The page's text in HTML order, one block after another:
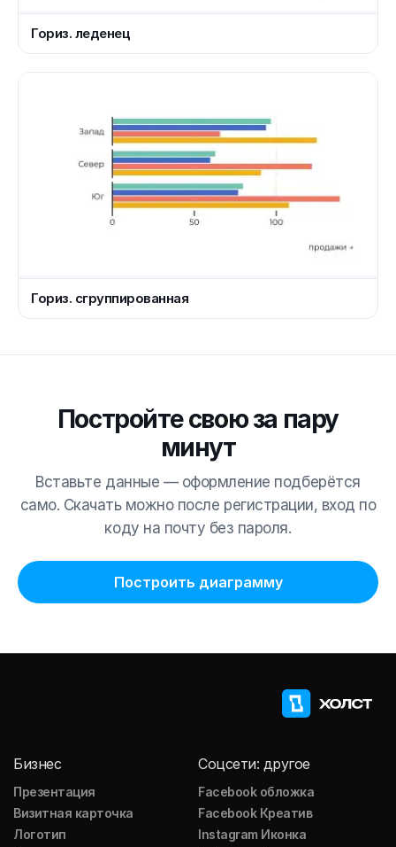
Гориз. леденец
Гориз. сгруппированная
Постройте свою за пару
минут
Вставьте данные — оформление подберётся
само. Скачать можно после регистрации, вход по
коду на почту без пароля.
Построить диаграмму
Бизнес
Презентация
Визитная карточка
Логотип
Соцсети: другое
Facebook обложка
Facebook Креатив
Instagram Иконка